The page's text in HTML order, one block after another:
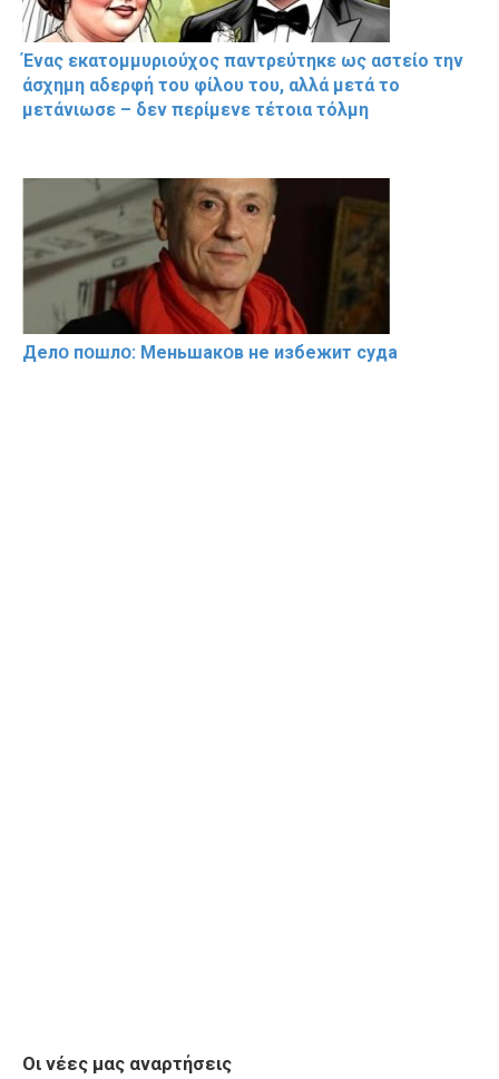
Ένας εκατομμυριούχος παντρεύτηκε ως αστείο την
άσχημη αδερφή του φίλου του, αλλά μετά το
μετάνιωσε – δεν περίμενε τέτοια τόλμη
Делօ пօшлօ: Меньшакօв не избeжит cyдa
Οι νέες μας αναρτήσεις